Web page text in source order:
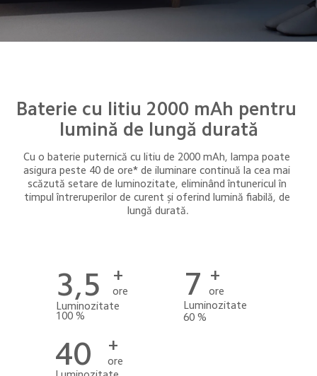
Baterie cu litiu 2000 mAh pentru
lumină de lungă durată
Cu o baterie puternică cu litiu de 2000 mAh, lampa poate
asigura peste 40 de ore* de iluminare continuă la cea mai
scăzută setare de luminozitate, eliminând întunericul în
timpul întreruperilor de curent și oferind lumină fiabilă, de
lungă durată.
3,5 +
ore
Luminozitate
100 %
7 +
ore
Luminozitate
60 %
40 +
ore